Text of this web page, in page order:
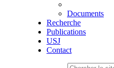
Documents
Recherche
Publications
USJ
Contact